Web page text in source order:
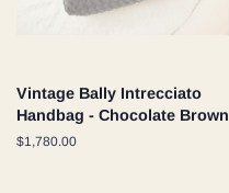
Vintage Bally Intrecciato
Handbag - Chocolate Brown
定
$1,780.00